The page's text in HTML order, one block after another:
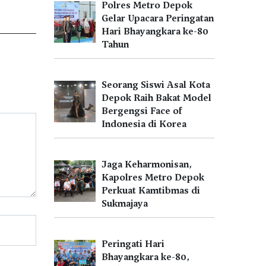
Polres Metro Depok
Gelar Upacara Peringatan
Hari Bhayangkara ke-80
Tahun
Seorang Siswi Asal Kota
Depok Raih Bakat Model
Bergengsi Face of
Indonesia di Korea
Jaga Keharmonisan,
Kapolres Metro Depok
Perkuat Kamtibmas di
Sukmajaya
Peringati Hari
Bhayangkara ke-80,